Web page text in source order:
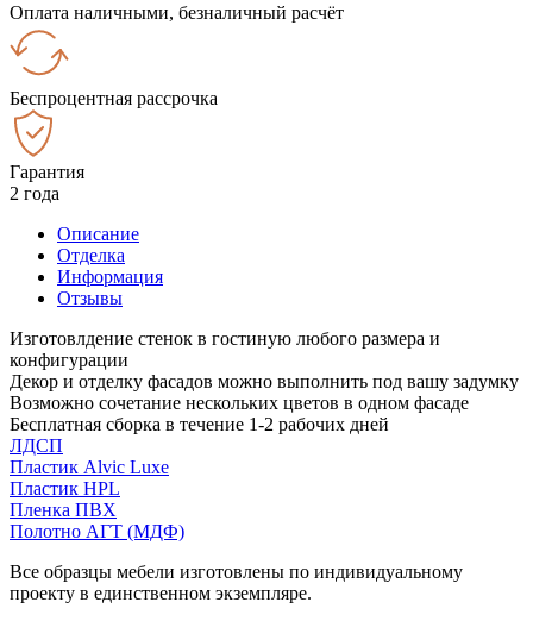
Оплата наличными, безналичный расчёт
Беспроцентная рассрочка
Гарантия
2 года
Описание
Отделка
Информация
Отзывы
Изготовлдение стенок в гостиную любого размера и
конфигурации
Декор и отделку фасадов можно выполнить под вашу задумку
Возможно сочетание нескольких цветов в одном фасаде
Бесплатная сборка в течение 1-2 рабочих дней
ЛДСП
Пластик Alvic Luxe
Пластик HPL
Пленка ПВХ
Полотно АГТ (МДФ)
Все образцы мебели изготовлены по индивидуальному
проекту в единственном экземпляре.